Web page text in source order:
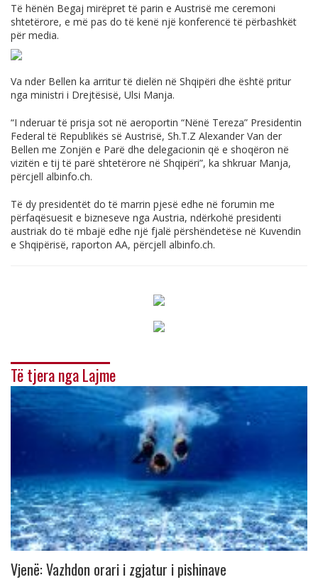
Të hënën Begaj mirëpret të parin e Austrisë me ceremoni
shtetërore, e më pas do të kenë një konferencë të përbashkët
për media.
Va nder Bellen ka arritur të dielën në Shqipëri dhe është pritur
nga ministri i Drejtësisë, Ulsi Manja.
“I nderuar të prisja sot në aeroportin “Nënë Tereza” Presidentin
Federal të Republikës së Austrisë, Sh.T.Z Alexander Van der
Bellen me Zonjën e Parë dhe delegacionin që e shoqëron në
vizitën e tij të parë shtetërore në Shqipëri”, ka shkruar Manja,
përcjell albinfo.ch.
Të dy presidentët do të marrin pjesë edhe në forumin me
përfaqësuesit e bizneseve nga Austria, ndërkohë presidenti
austriak do të mbajë edhe një fjalë përshëndetëse në Kuvendin
e Shqipërisë, raporton AA, përcjell albinfo.ch.
Të tjera nga Lajme
Vjenë: Vazhdon orari i zgjatur i pishinave